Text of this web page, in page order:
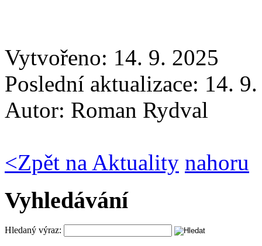
Vytvořeno: 14. 9. 2025
Poslední aktualizace: 14.
Autor: Roman Rydval
<Zpět na Aktuality nahoru
Vyhledávání
Hledaný výraz: